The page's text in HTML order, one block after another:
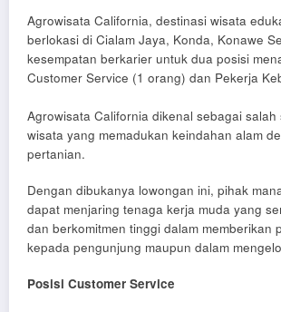
Agrowisata California, destinasi wisata
berlokasi di Cialam Jaya, Konda, Konawe
kesempatan berkarier untuk dua posisi
Customer Service (1 orang) dan Pekerja
Agrowisata California dikenal sebagai salah
wisata yang memadukan keindahan alam
pertanian.
Dengan dibukanya lowongan ini, pihak
dapat menjaring tenaga kerja muda yang
dan berkomitmen tinggi dalam memberikan
kepada pengunjung maupun dalam
Posisi Customer Service